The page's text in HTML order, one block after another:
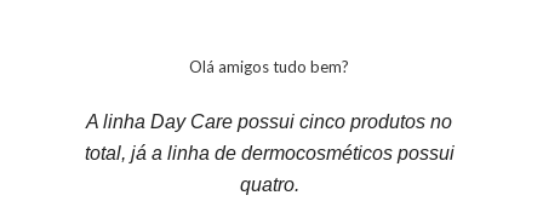
Olá amigos tudo bem?
A linha Day Care possui cinco produtos no
total, já a linha de dermocosméticos possui
quatro.